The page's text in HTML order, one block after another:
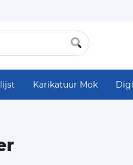
Karikatuur Mok